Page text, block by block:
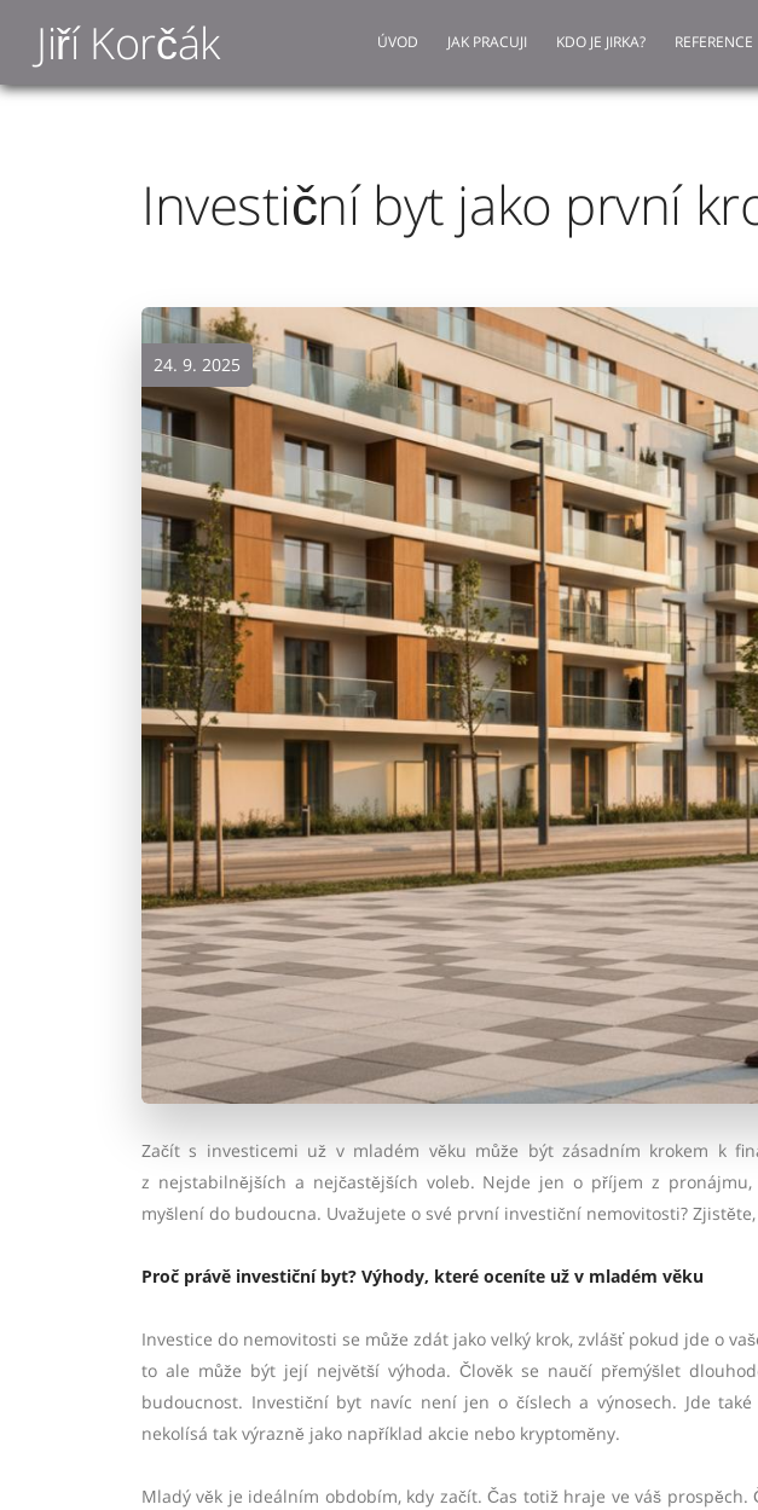
Jiří Korčák ÚVOD JAK PRACUJI KDO JE JIRKA? REFERENCE
Investiční byt jako první
24. 9. 2025
Začít s investicemi už v mladém věku může být zásadním krokem k
z nejstabilnějších a nejčastějších voleb. Nejde jen o příjem z
myšlení do budoucna. Uvažujete o své první investiční nemovitosti?
Proč právě investiční byt? Výhody, které oceníte už v mladém věku
Investice do nemovitosti se může zdát jako velký krok, zvlášť pokud jde o
to ale může být její největší výhoda. Člověk se naučí přemýšlet
budoucnost. Investiční byt navíc není jen o číslech a výnosech. Jde
nekolísá tak výrazně jako například akcie nebo kryptoměny.
Mladý věk je ideálním obdobím, kdy začít. Čas totiž hraje ve váš